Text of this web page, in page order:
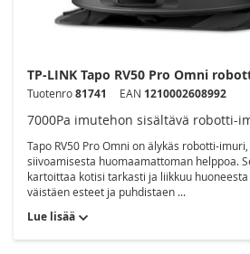
TP-LINK Tapo RV50 Pro Omni
Tuotenro81741 EAN 1210002608992
7000Pa imutehon sisältävä robotti-
Tapo RV50 Pro Omni on älykäs robotti-
siivoamisesta huomaamattoman helppoa.
kartoittaa kotisi tarkasti ja liikkuu huoneesta
väistäen esteet ja puhdistaen ...
Lue lisää